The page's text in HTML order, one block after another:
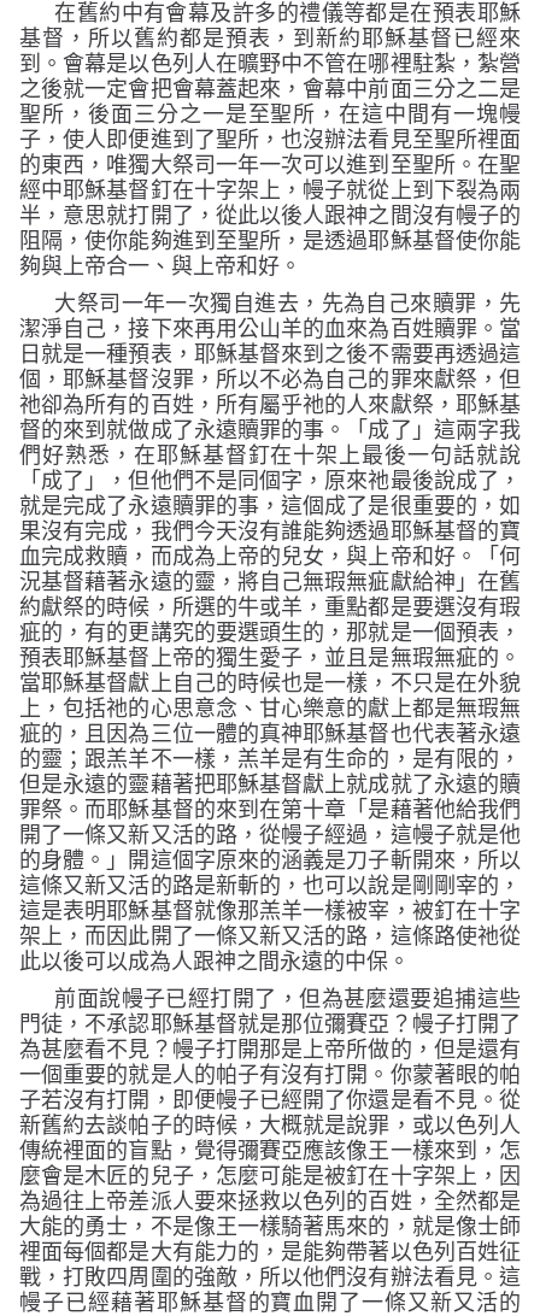
在舊約中有會幕及許多的禮儀等都是在預表耶穌
基督，所以舊約都是預表，到新約耶穌基督已經來
到。會幕是以色列人在曠野中不管在哪裡駐紮，紮營
之後就一定會把會幕蓋起來，會幕中前面三分之二是
聖所，後面三分之一是至聖所，在這中間有一塊幔
子，使人即便進到了聖所，也沒辦法看見至聖所裡面
的東西，唯獨大祭司一年一次可以進到至聖所。在聖
經中耶穌基督釘在十字架上，幔子就從上到下裂為兩
半，意思就打開了，從此以後人跟神之間沒有幔子的
阻隔，使你能夠進到至聖所，是透過耶穌基督使你能
夠與上帝合一、與上帝和好。
大祭司一年一次獨自進去，先為自己來贖罪，先
潔淨自己，接下來再用公山羊的血來為百姓贖罪。當
日就是一種預表，耶穌基督來到之後不需要再透過這
個，耶穌基督沒罪，所以不必為自己的罪來獻祭，但
祂卻為所有的百姓，所有屬乎祂的人來獻祭，耶穌基
督的來到就做成了永遠贖罪的事。「成了」這兩字我
們好熟悉，在耶穌基督釘在十架上最後一句話就說
「成了」，但他們不是同個字，原來祂最後說成了，
就是完成了永遠贖罪的事，這個成了是很重要的，如
果沒有完成，我們今天沒有誰能夠透過耶穌基督的寶
血完成救贖，而成為上帝的兒女，與上帝和好。
「何
況基督藉著永遠的靈，將自己無瑕無疵獻給神」 在舊
約獻祭的時候，所選的牛或羊，重點都是要選沒有瑕
疵的，有的更講究的要選頭生的，那就是一個預表，
預表耶穌基督上帝的獨生愛子，並且是無瑕無疵的。
當耶穌基督獻上自己的時候也是一樣，不只是在外貌
上，包括祂的心思意念、甘心樂意的獻上都是無瑕無
疵的，且因為三位一體的真神耶穌基督也代表著永遠
的靈；跟羔羊不一樣，羔羊是有生命的，是有限的，
但是永遠的靈藉著把耶穌基督獻上就成就了永遠的贖
罪祭。而耶穌基督的來到在第十章 「是藉著他給我們
開了一條又新又活的路，從幔子經過，這幔子就是他
的身體。」
開這個字原來的涵義是刀子斬開來，所以
這條又新又活的路是新斬的，也可以說是剛剛宰的，
這是表明耶穌基督就像那羔羊一樣被宰，被釘在十字
架上，而因此開了一條又新又活的路，這條路使祂從
此以後可以成為人跟神之間永遠的中保。
前面說幔子已經打開了，但為甚麼還要追捕這些
門徒，不承認耶穌基督就是那位彌賽亞？幔子打開了
為甚麼看不見？幔子打開那是上帝所做的，但是還有
一個重要的就是人的帕子有沒有打開。你蒙著眼的帕
子若沒有打開，即便幔子已經開了你還是看不見。從
新舊約去談帕子的時候，大概就是說罪，或以色列人
傳統裡面的盲點，覺得彌賽亞應該像王一樣來到，怎
麼會是木匠的兒子，怎麼可能是被釘在十字架上，因
為過往上帝差派人要來拯救以色列的百姓，全然都是
大能的勇士，不是像王一樣騎著馬來的，就是像士師
裡面每個都是大有能力的，是能夠帶著以色列百姓征
戰，打敗四周圍的強敵，所以他們沒有辦法看見。這
幔子已經藉著耶穌基督的寶血開了一條又新又活的